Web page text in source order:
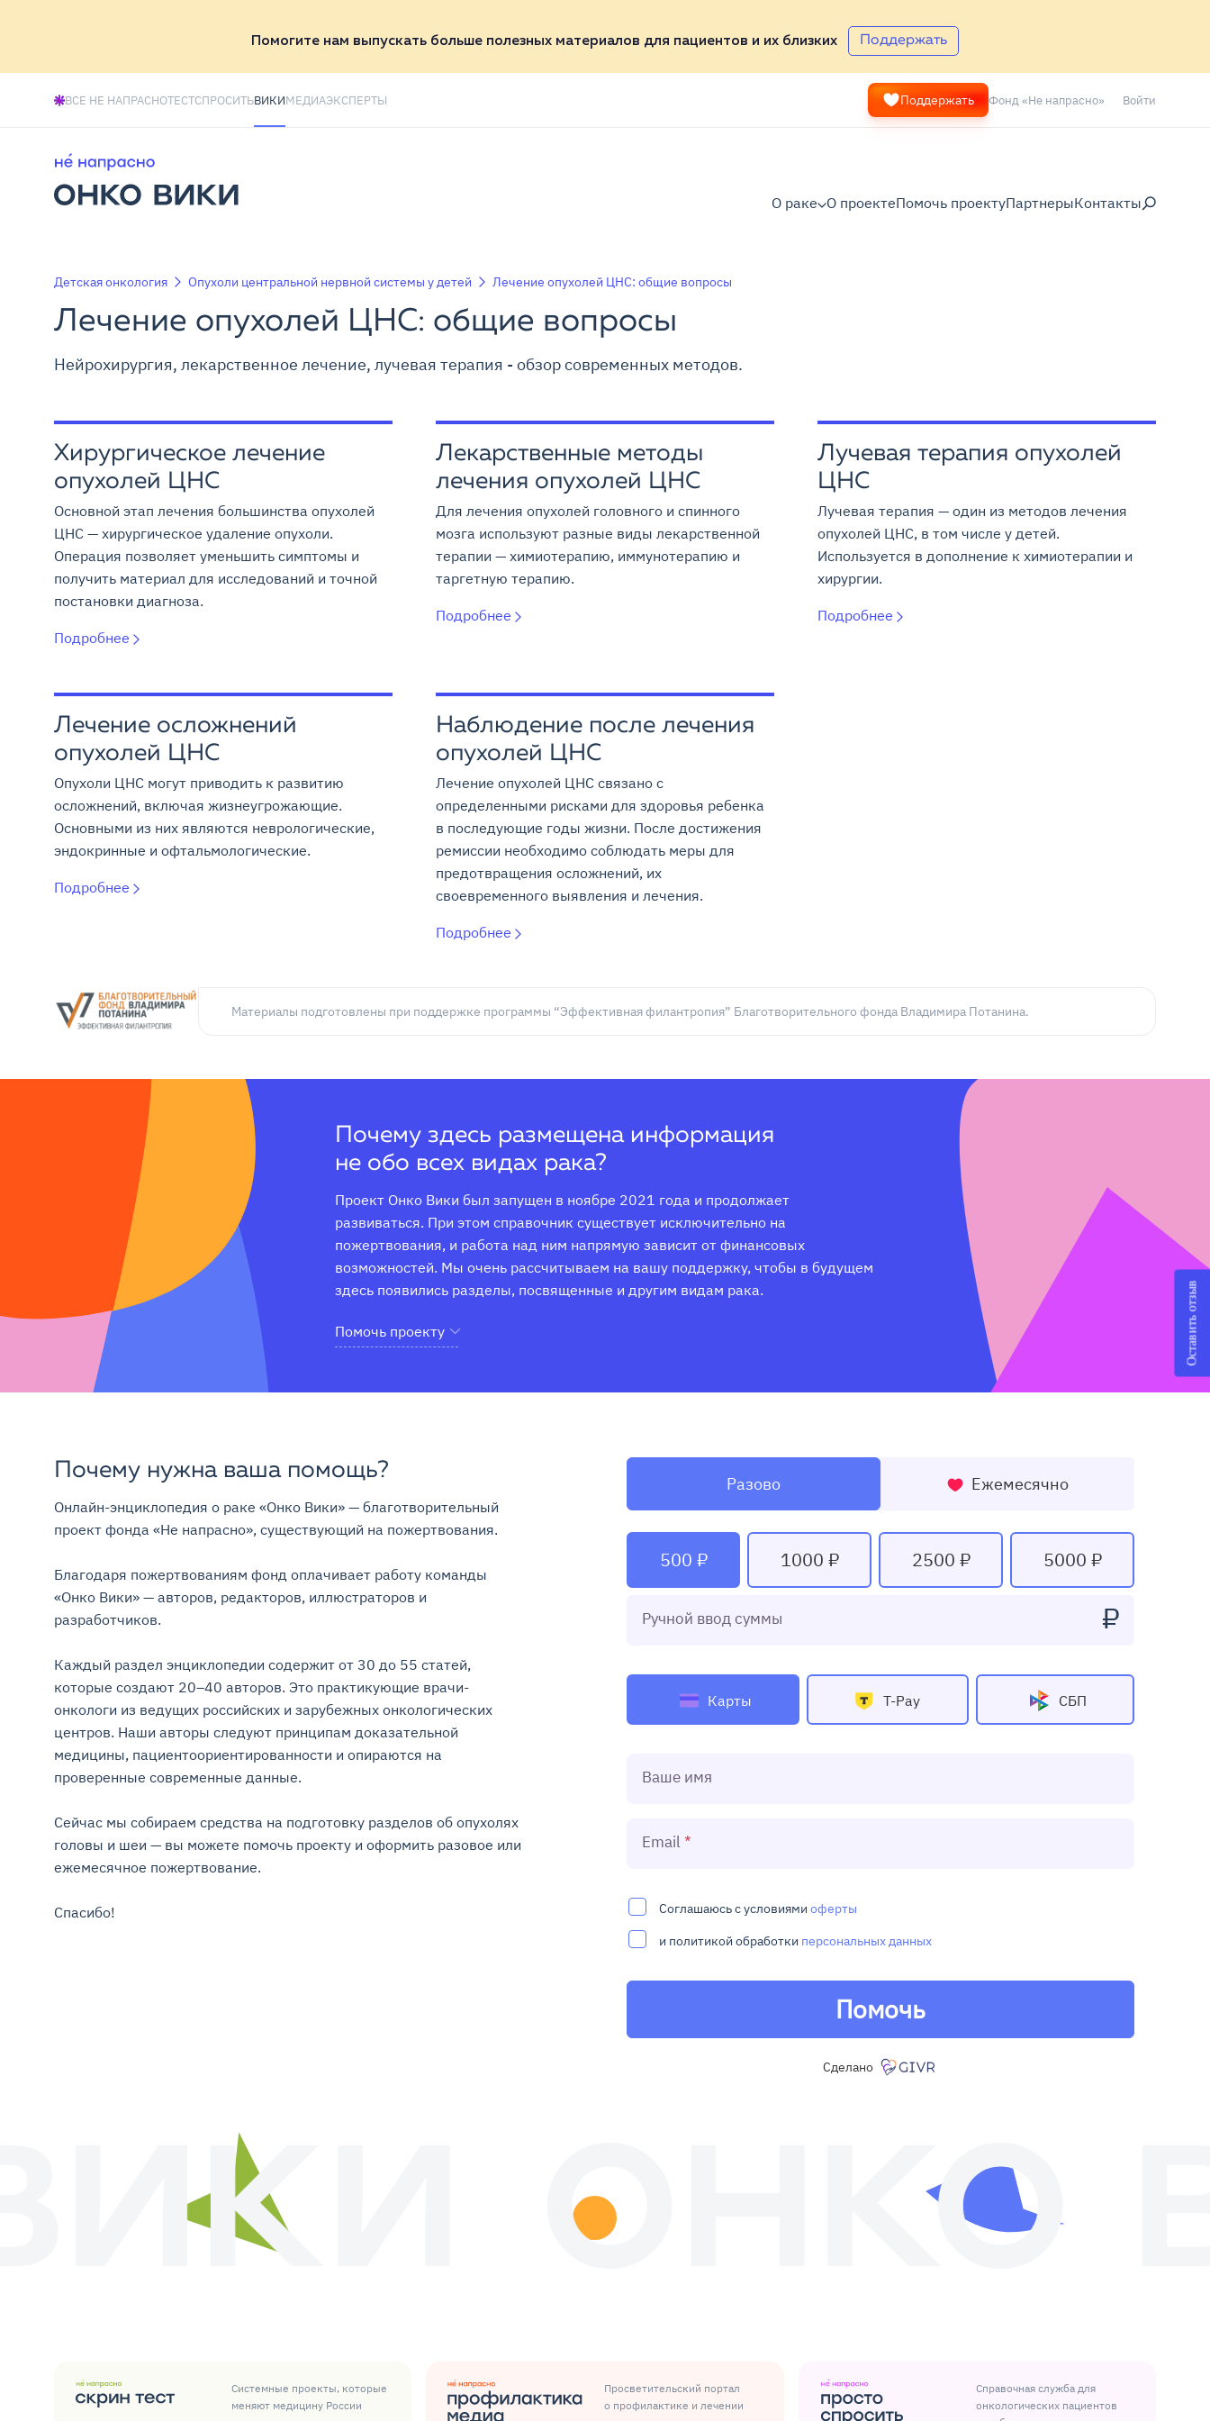
Помогите нам выпускать больше полезных материалов для пациентов и их близких Поддержать
ВСЕ НЕ НАПРАСНОТЕСТСПРОСИТЬВИКИМЕДИАЭКСПЕРТЫ Поддержать Фонд «Не напрасно» Войти
О раке О проектеПомочь проектуПартнерыКонтакты
Детская онкология Опухоли центральной нервной системы у детей Лечение опухолей ЦНС: общие вопросы
Лечение опухолей ЦНС: общие вопросы
Нейрохирургия, лекарственное лечение, лучевая терапия - обзор современных методов.
Хирургическое лечение
опухолей ЦНС
Основной этап лечения большинства опухолей
ЦНС — хирургическое удаление опухоли.
Операция позволяет уменьшить симптомы и
получить материал для исследований и точной
постановки диагноза.
Подробнее
Лекарственные методы
лечения опухолей ЦНС
Для лечения опухолей головного и спинного
мозга используют разные виды лекарственной
терапии — химиотерапию, иммунотерапию и
таргетную терапию.
Подробнее
Лучевая терапия опухолей
ЦНС
Лучевая терапия — один из методов лечения
опухолей ЦНС, в том числе у детей.
Используется в дополнение к химиотерапии и
хирургии.
Подробнее
Лечение осложнений
опухолей ЦНС
Опухоли ЦНС могут приводить к развитию
осложнений, включая жизнеугрожающие.
Основными из них являются неврологические,
эндокринные и офтальмологические.
Подробнее
Наблюдение после лечения
опухолей ЦНС
Лечение опухолей ЦНС связано с
определенными рисками для здоровья ребенка
в последующие годы жизни. После достижения
ремиссии необходимо соблюдать меры для
предотвращения осложнений, их
своевременного выявления и лечения.
Подробнее
Материалы подготовлены при поддержке программы “Эффективная филантропия” Благотворительного фонда Владимира Потанина.
Почему здесь размещена информация
не обо всех видах рака?
Проект Онко Вики был запущен в ноябре 2021 года и продолжает
развиваться. При этом справочник существует исключительно на
пожертвования, и работа над ним напрямую зависит от финансовых
возможностей. Мы очень рассчитываем на вашу поддержку, чтобы в будущем
здесь появились разделы, посвященные и другим видам рака.
Помочь проекту
Почему нужна ваша помощь?
Онлайн-энциклопедия о раке «Онко Вики» — благотворительный
проект фонда «Не напрасно», существующий на пожертвования.
Благодаря пожертвованиям фонд оплачивает работу команды
«Онко Вики» — авторов, редакторов, иллюстраторов и
разработчиков.
Каждый раздел энциклопедии содержит от 30 до 55 статей,
которые создают 20–40 авторов. Это практикующие врачи-
онкологи из ведущих российских и зарубежных онкологических
центров. Наши авторы следуют принципам доказательной
медицины, пациентоориентированности и опираются на
проверенные современные данные.
Сейчас мы собираем средства на подготовку разделов об опухолях
головы и шеи — вы можете помочь проекту и оформить разовое или
ежемесячное пожертвование.
Спасибо!
Разово Ежемесячно
500 ₽ 1000 ₽ 2500 ₽ 5000 ₽
Ручной ввод суммы ₽
Карты T-Pay СБП
Ваше имя
Email
Соглашаюсь с условиями оферты
и политикой обработки персональных данных
Помочь
Сделано
Системные проекты, которые
меняют медицину России
Просветительский портал
о профилактике и лечении
Справочная служба для
онкологических пациентов
Оставить отзыв